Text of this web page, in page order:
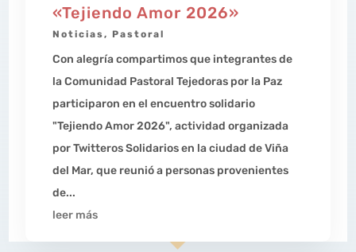
«Tejiendo Amor 2026»
Noticias, Pastoral
Con alegría compartimos que integrantes de
la Comunidad Pastoral Tejedoras por la Paz
participaron en el encuentro solidario
"Tejiendo Amor 2026", actividad organizada
por Twitteros Solidarios en la ciudad de Viña
del Mar, que reunió a personas provenientes
de...
leer más